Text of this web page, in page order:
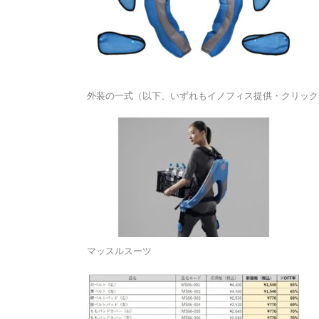
外装の一式（以下、いずれもイノフィス提供・クリッ
マッスルスーツ